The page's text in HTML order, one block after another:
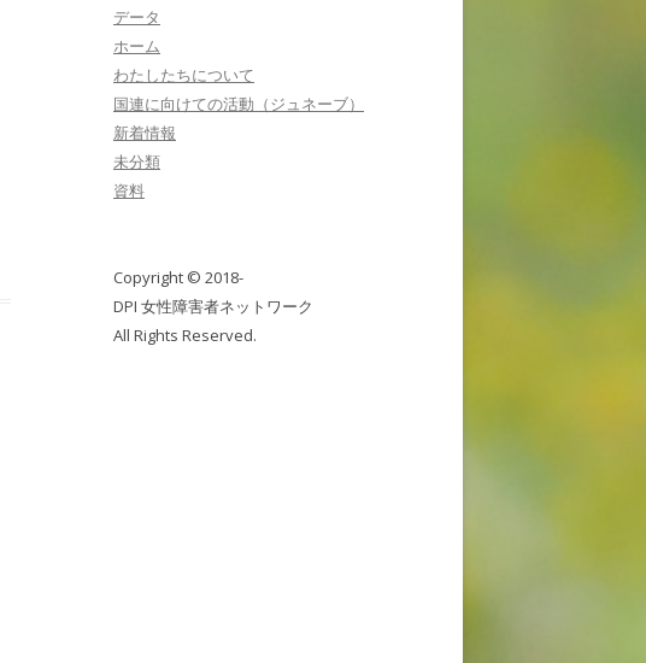
データ
ホーム
わたしたちについて
国連に向けての活動（ジュネーブ）
新着情報
未分類
資料
Copyright © 2018-
DPI 女性障害者ネットワーク
All Rights Reserved.